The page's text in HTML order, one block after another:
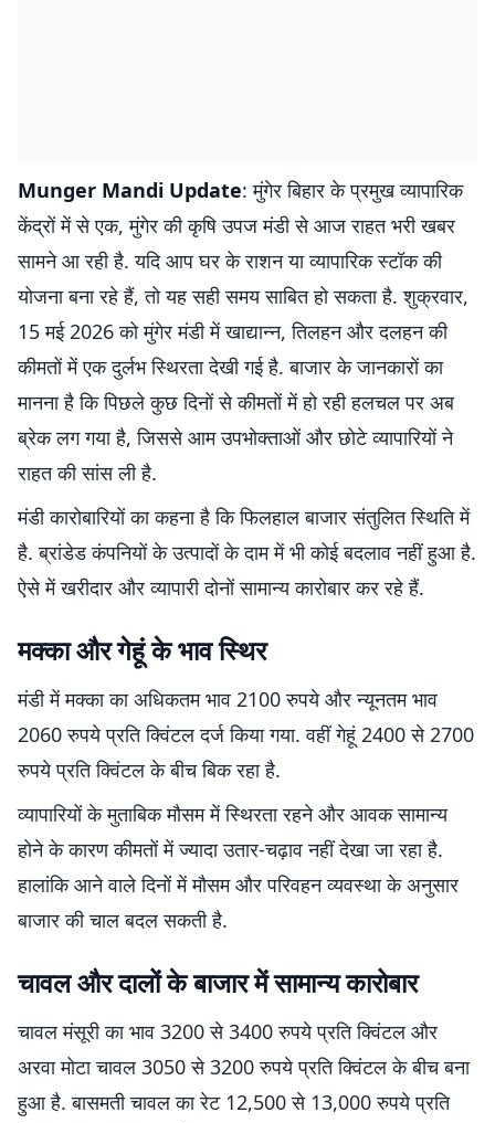
Munger Mandi Update: मुंगेर बिहार के प्रमुख व्यापारिक
केंद्रों में से एक, मुंगेर की कृषि उपज मंडी से आज राहत भरी खबर
सामने आ रही है. यदि आप घर के राशन या व्यापारिक स्टॉक की
योजना बना रहे हैं, तो यह सही समय साबित हो सकता है. शुक्रवार,
15 मई 2026 को मुंगेर मंडी में खाद्यान्न, तिलहन और दलहन की
कीमतों में एक दुर्लभ स्थिरता देखी गई है. बाजार के जानकारों का
मानना है कि पिछले कुछ दिनों से कीमतों में हो रही हलचल पर अब
ब्रेक लग गया है, जिससे आम उपभोक्ताओं और छोटे व्यापारियों ने
राहत की सांस ली है.
मंडी कारोबारियों का कहना है कि फिलहाल बाजार संतुलित स्थिति में
है. ब्रांडेड कंपनियों के उत्पादों के दाम में भी कोई बदलाव नहीं हुआ है.
ऐसे में खरीदार और व्यापारी दोनों सामान्य कारोबार कर रहे हैं.
मक्का और गेहूं के भाव स्थिर
मंडी में मक्का का अधिकतम भाव 2100 रुपये और न्यूनतम भाव
2060 रुपये प्रति क्विंटल दर्ज किया गया. वहीं गेहूं 2400 से 2700
रुपये प्रति क्विंटल के बीच बिक रहा है.
व्यापारियों के मुताबिक मौसम में स्थिरता रहने और आवक सामान्य
होने के कारण कीमतों में ज्यादा उतार-चढ़ाव नहीं देखा जा रहा है.
हालांकि आने वाले दिनों में मौसम और परिवहन व्यवस्था के अनुसार
बाजार की चाल बदल सकती है.
चावल और दालों के बाजार में सामान्य कारोबार
चावल मंसूरी का भाव 3200 से 3400 रुपये प्रति क्विंटल और
अरवा मोटा चावल 3050 से 3200 रुपये प्रति क्विंटल के बीच बना
हुआ है. बासमती चावल का रेट 12,500 से 13,000 रुपये प्रति